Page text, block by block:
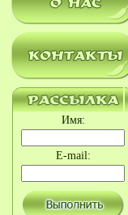
Имя:
E-mail: